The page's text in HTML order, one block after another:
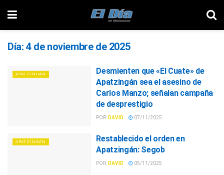
Día: 4 de noviembre de 2025
APATZINGÁN
Desmienten que «El Cuate» de
Apatzingán sea el asesino de
Carlos Manzo; señalan campaña
de desprestigio
POR: DAVID 07/11/2025
APATZINGÁN
Restablecido el orden en
Apatzingán: Segob
POR: DAVID 05/11/2025